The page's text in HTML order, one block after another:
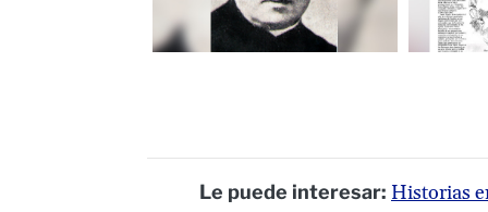
Le puede interesar: Historias